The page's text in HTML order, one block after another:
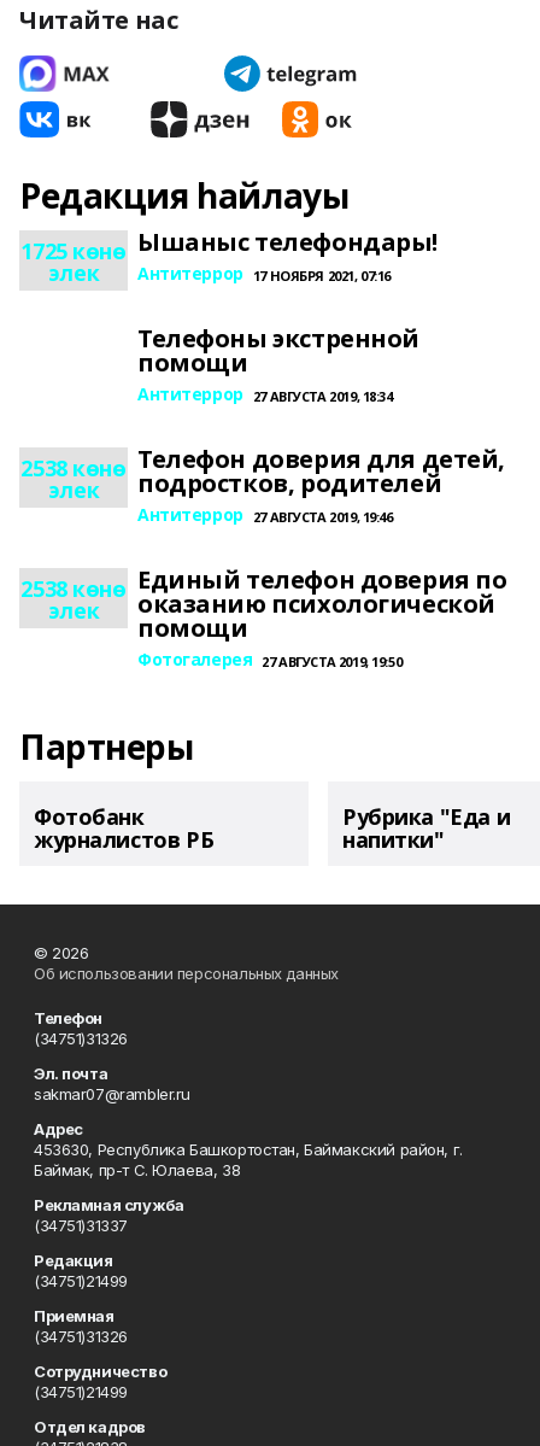
Читайте нас
Редакция һайлауы
1725 көнө
элек
Ышаныс телефондары!
Антитеррор 17 НОЯБРЯ 2021, 07:16
Телефоны экстренной
помощи
Антитеррор 27 АВГУСТА 2019, 18:34
2538 көнө
элек
Телефон доверия для детей,
подростков, родителей
Антитеррор 27 АВГУСТА 2019, 19:46
2538 көнө
элек
Единый телефон доверия по
оказанию психологической
помощи
Фотогалерея 27 АВГУСТА 2019, 19:50
Партнеры
Фотобанк
журналистов РБ
Рубрика "Еда и
напитки"
© 2026
Об использовании персональных данных
Телефон
(34751)31326
Эл. почта
sakmar07@rambler.ru
Адрес
453630, Республика Башкортостан, Баймакский район, г.
Баймак, пр-т С. Юлаева, 38
Рекламная служба
(34751)31337
Редакция
(34751)21499
Приемная
(34751)31326
Сотрудничество
(34751)21499
Отдел кадров